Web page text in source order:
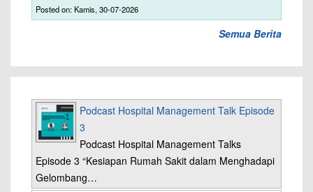
Posted on: Kamis, 30-07-2026
Semua Berita
Podcast Hospital Management Talk Episode
3
Podcast Hospital Management Talks
Episode 3 “Kesiapan Rumah Sakit dalam Menghadapi
Gelombang…